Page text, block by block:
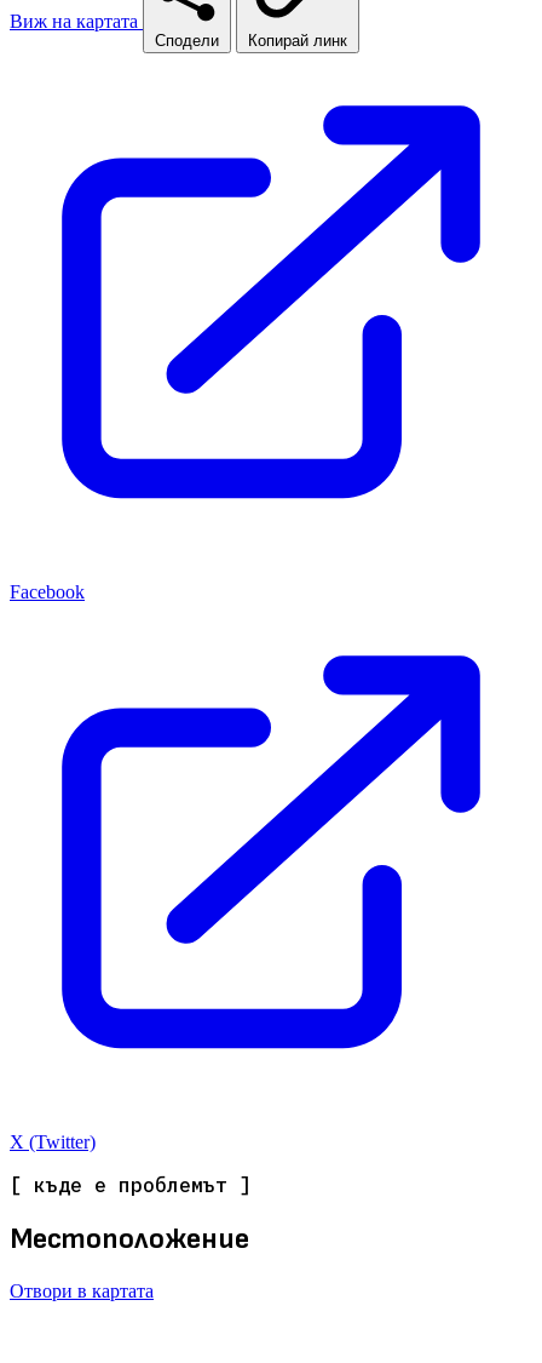
Виж на картата
Сподели Копирай линк
Facebook
X (Twitter)
[ къде е проблемът ]
Местоположение
Отвори в картата